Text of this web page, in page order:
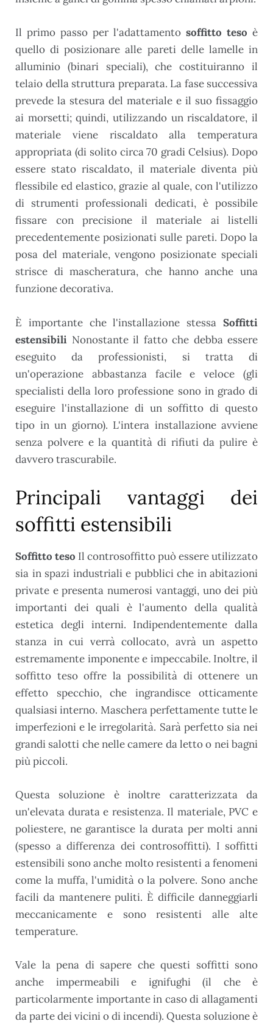
Il primo passo per l'adattamento soffitto teso è
quello di posizionare alle pareti delle lamelle in
alluminio (binari speciali), che costituiranno il
telaio della struttura preparata. La fase successiva
prevede la stesura del materiale e il suo fissaggio
ai morsetti; quindi, utilizzando un riscaldatore, il
materiale viene riscaldato alla temperatura
appropriata (di solito circa 70 gradi Celsius). Dopo
essere stato riscaldato, il materiale diventa più
flessibile ed elastico, grazie al quale, con l'utilizzo
di strumenti professionali dedicati, è possibile
fissare con precisione il materiale ai listelli
precedentemente posizionati sulle pareti. Dopo la
posa del materiale, vengono posizionate speciali
strisce di mascheratura, che hanno anche una
funzione decorativa.
È importante che l'installazione stessa Soffitti
estensibili Nonostante il fatto che debba essere
eseguito da professionisti, si tratta di
un'operazione abbastanza facile e veloce (gli
specialisti della loro professione sono in grado di
eseguire l'installazione di un soffitto di questo
tipo in un giorno). L'intera installazione avviene
senza polvere e la quantità di rifiuti da pulire è
davvero trascurabile.
Principali vantaggi dei
soffitti estensibili
Soffitto teso Il controsoffitto può essere utilizzato
sia in spazi industriali e pubblici che in abitazioni
private e presenta numerosi vantaggi, uno dei più
importanti dei quali è l'aumento della qualità
estetica degli interni. Indipendentemente dalla
stanza in cui verrà collocato, avrà un aspetto
estremamente imponente e impeccabile. Inoltre, il
soffitto teso offre la possibilità di ottenere un
effetto specchio, che ingrandisce otticamente
qualsiasi interno. Maschera perfettamente tutte le
imperfezioni e le irregolarità. Sarà perfetto sia nei
grandi salotti che nelle camere da letto o nei bagni
più piccoli.
Questa soluzione è inoltre caratterizzata da
un'elevata durata e resistenza. Il materiale, PVC e
poliestere, ne garantisce la durata per molti anni
(spesso a differenza dei controsoffitti). I soffitti
estensibili sono anche molto resistenti a fenomeni
come la muffa, l'umidità o la polvere. Sono anche
facili da mantenere puliti. È difficile danneggiarli
meccanicamente e sono resistenti alle alte
temperature.
Vale la pena di sapere che questi soffitti sono
anche impermeabili e ignifughi (il che è
particolarmente importante in caso di allagamenti
da parte dei vicini o di incendi). Questa soluzione è